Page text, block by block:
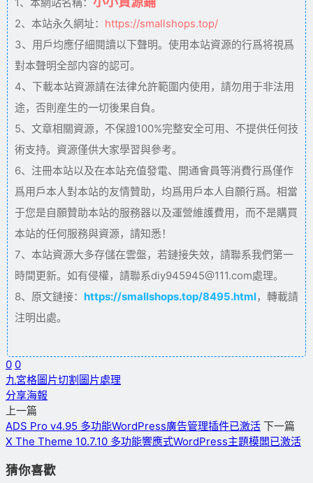
2、本站永久網址： https://smallshops.top/
3、用戶均應仔細閱讀以下聲明。使用本站資源的行爲将視爲
對本聲明全部内容的認可。
4、下載本站資源請在法律允許範圍内使用，請勿用于非法用
途，否則産生的一切後果自負。
5、文章相關資源，不保證100%完整安全可用、不提供任何技
術支持。資源僅供大家學習與參考。
6、注冊本站以及在本站充值發電、開通會員等消費行爲僅作
爲用戶本人對本站的友情贊助，均爲用戶本人自願行爲。相當
于您是自願贊助本站的服務器以及運營維護費用，而不是購買
本站的任何服務與資源，請知悉！
7、本站資源大多存儲在雲盤，若鏈接失效，請聯系我們第一
時間更新。如有侵權，請聯系diy945945@111.com處理。
8、原文鏈接： https://smallshops.top/8495.html，轉載請
注明出處。
0 0
九宮格圖片切割圖片處理
分享海報
上一篇
ADS Pro v4.95 多功能WordPress廣告管理插件已激活 下一篇
X The Theme 10.7.10 多功能響應式WordPress主題模闆已激活
猜你喜歡